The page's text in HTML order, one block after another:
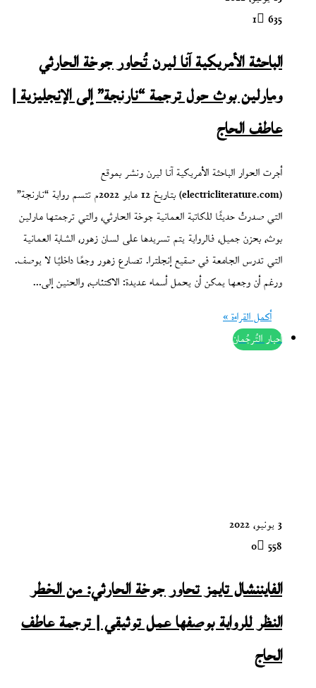
1 635
الباحثة الأمريكية آنا ليرن تُحاور جوخة الحارثي
ومارلين بوث حول ترجمة “نارنجة” إلى الإنجليزية |
عاطف الحاج
أجرت الحوار الباحثة الأمريكية آنا ليرن ونشر بموقع
(electricliterature.com) بتاريخ 12 مايو 2022م تتسم رواية “نارنجة”
التي صدرتْ حديثًا للكاتبة العمانية جوخة الحارثي، والتي ترجمتها مارلين
بوث، بحزن جميل، فالرواية يتم تسريدها على لسان زهور، الشابة العمانية
التي تدرس الجامعة في صقيع إنجلترا. تصارع زهور وجعًا داخليًا لا يوصف.
ورغم أن وجعها يمكن أن يحمل أسماء عديدة: الاكتئاب، والحنين إلى…
أكمل القراءة »
أحبار التُرجُمان
3 يونيو، 2022
0 558
الفايننشال تايمز تحاور جوخة الحارثي: من الخطر
النظر للرواية بوصفها عمل توثيقي | ترجمة عاطف
الحاج